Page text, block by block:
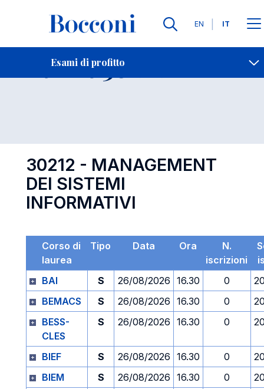
Lingue
EN IT
Esami di profitto
Contatti
Esame 30212 Open
30212 - MANAGEMENT
DEI SISTEMI
INFORMATIVI
Corso di
laurea
Tipo Data Ora
N.
iscrizioni
BAI
S 26/08/2026 16.30 0
BEMACS
S 26/08/2026 16.30 0
BESS-
CLES
S 26/08/2026 16.30 0
BIEF S 26/08/2026 16.30 0
BIEM
S 26/08/2026 16.30 0